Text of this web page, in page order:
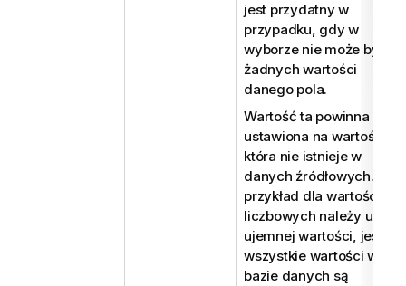
jest przydatny w
przypadku, gdy w
wyborze nie może być
żadnych wartości
danego pola.
Wartość ta powinna być
ustawiona na wartość,
która nie istnieje w
danych źródłowych. Na
przykład dla wartości
liczbowych należy użyć
ujemnej wartości, jeśli
wszystkie wartości w
bazie danych są